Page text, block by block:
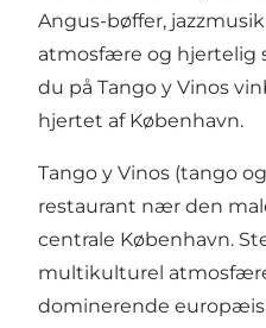
Angus-bøffer,
atmosfære og hjertelig
du på Tango y Vinos
hjertet af København.
Tango y Vinos (tango
restaurant nær den
centrale København.
multikulturel
dominerende